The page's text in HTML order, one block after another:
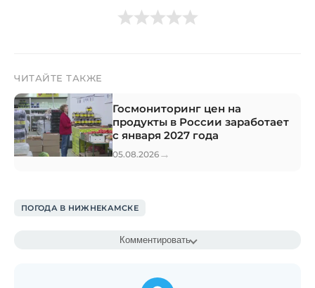
ЧИТАЙТЕ ТАКЖЕ
Госмониторинг цен на
продукты в России заработает
с января 2027 года
05.08.2026 →
ПОГОДА В НИЖНЕКАМСКЕ
Комментировать